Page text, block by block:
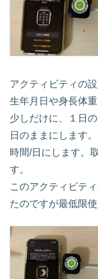
アクティビティの設
生年月日や身長体
少しだけに、１日
日のままにします
時間/日にします。
す。
このアクティビテ
たのですが最低限